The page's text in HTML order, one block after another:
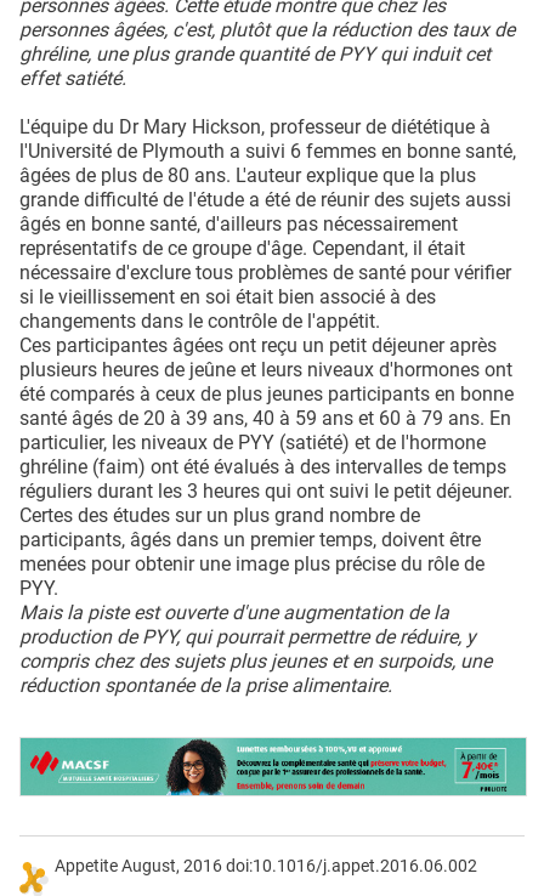
personnes âgées. Cette étude montre que chez les
personnes âgées, c'est, plutôt que la réduction des taux de
ghréline, une plus grande quantité de PYY qui induit cet
effet satiété.
L'équipe du Dr Mary Hickson, professeur de diététique à
l'Université de Plymouth a suivi 6 femmes en bonne santé,
âgées de plus de 80 ans. L'auteur explique que la plus
grande difficulté de l'étude a été de réunir des sujets aussi
âgés en bonne santé, d'ailleurs pas nécessairement
représentatifs de ce groupe d'âge. Cependant, il était
nécessaire d'exclure tous problèmes de santé pour vérifier
si le vieillissement en soi était bien associé à des
changements dans le contrôle de l'appétit.
Ces participantes âgées ont reçu un petit déjeuner après
plusieurs heures de jeûne et leurs niveaux d'hormones ont
été comparés à ceux de plus jeunes participants en bonne
santé âgés de 20 à 39 ans, 40 à 59 ans et 60 à 79 ans. En
particulier, les niveaux de PYY (satiété) et de l'hormone
ghréline (faim) ont été évalués à des intervalles de temps
réguliers durant les 3 heures qui ont suivi le petit déjeuner.
Certes des études sur un plus grand nombre de
participants, âgés dans un premier temps, doivent être
menées pour obtenir une image plus précise du rôle de
PYY.
Mais la piste est ouverte d'une augmentation de la
production de PYY, qui pourrait permettre de réduire, y
compris chez des sujets plus jeunes et en surpoids, une
réduction spontanée de la prise alimentaire.
Appetite August, 2016 doi:10.1016/j.appet.2016.06.002